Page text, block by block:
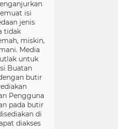
isi
jenis
tidak
miskin,
Media
untuk
Buatan
butir
Pengguna
pada butir
di
diakses